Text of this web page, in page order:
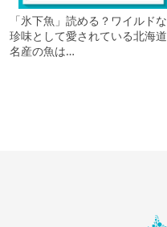
「氷下魚」読める？ワイルドな
珍味として愛されている北海道
名産の魚は…